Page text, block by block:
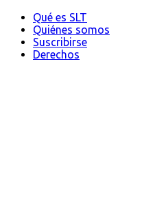
Qué es SLT
Quiénes somos
Suscribirse
Derechos